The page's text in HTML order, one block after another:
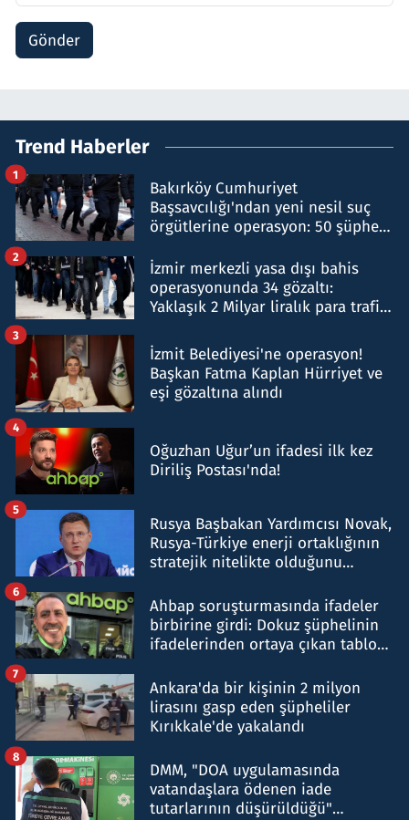
Gönder
Trend Haberler
Bakırköy Cumhuriyet
Başsavcılığı'ndan yeni nesil suç
örgütlerine operasyon: 50 şüpheli
1
İzmir merkezli yasa dışı bahis
operasyonunda 34 gözaltı:
Yaklaşık 2 Milyar liralık para trafiği
2
İzmit Belediyesi'ne operasyon!
Başkan Fatma Kaplan Hürriyet ve
eşi gözaltına alındı
3
Oğuzhan Uğur’un ifadesi ilk kez
Diriliş Postası'nda!
4
Rusya Başbakan Yardımcısı Novak,
Rusya-Türkiye enerji ortaklığının
stratejik nitelikte olduğunu
5
Ahbap soruşturmasında ifadeler
birbirine girdi: Dokuz şüphelinin
ifadelerinden ortaya çıkan tablo
6
Ankara'da bir kişinin 2 milyon
lirasını gasp eden şüpheliler
Kırıkkale'de yakalandı
7
DMM, "DOA uygulamasında
vatandaşlara ödenen iade
tutarlarının düşürüldüğü"
8